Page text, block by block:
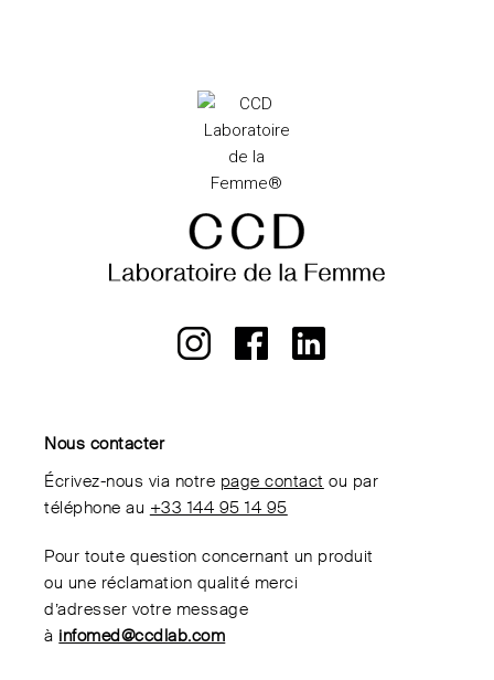
Nous contacter
Écrivez-nous via notre page contact ou par
téléphone au +33 144 95 14 95
Pour toute question concernant un produit
ou une réclamation qualité merci
d’adresser votre message
à infomed@ccdlab.com